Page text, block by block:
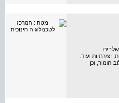
יצירתיות ועוד.
הומור, וכן